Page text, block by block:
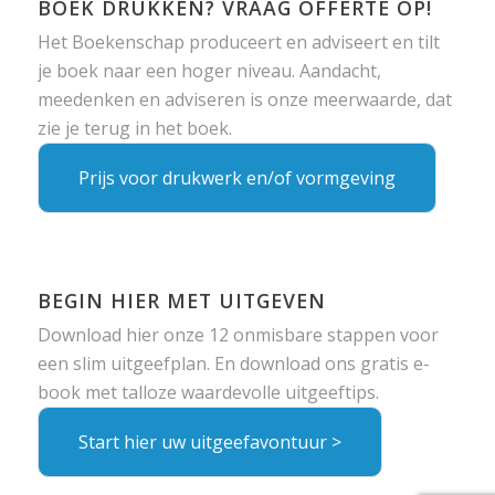
BOEK DRUKKEN? VRAAG OFFERTE OP!
Het Boekenschap produceert en adviseert en tilt
je boek naar een hoger niveau. Aandacht,
meedenken en adviseren is onze meerwaarde, dat
zie je terug in het boek.
Prijs voor drukwerk en/of vormgeving
BEGIN HIER MET UITGEVEN
Download hier onze 12 onmisbare stappen voor
een slim uitgeefplan. En download ons gratis e-
book met talloze waardevolle uitgeeftips.
Start hier uw uitgeefavontuur >